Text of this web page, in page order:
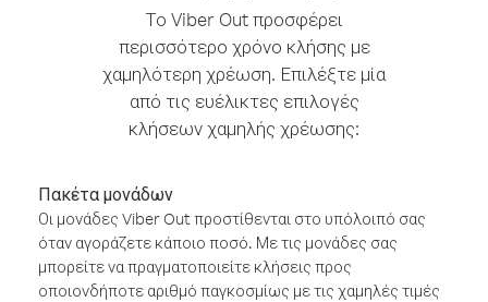
Το Viber Out προσφέρει
περισσότερο χρόνο κλήσης με
χαμηλότερη χρέωση. Επιλέξτε μία
από τις ευέλικτες επιλογές
κλήσεων χαμηλής χρέωσης:
Πακέτα μονάδων
Οι μονάδες Viber Out προστίθενται στο υπόλοιπό σας
όταν αγοράζετε κάποιο ποσό. Με τις μονάδες σας
μπορείτε να πραγματοποιείτε κλήσεις προς
οποιονδήποτε αριθμό παγκοσμίως με τις χαμηλές τιμές